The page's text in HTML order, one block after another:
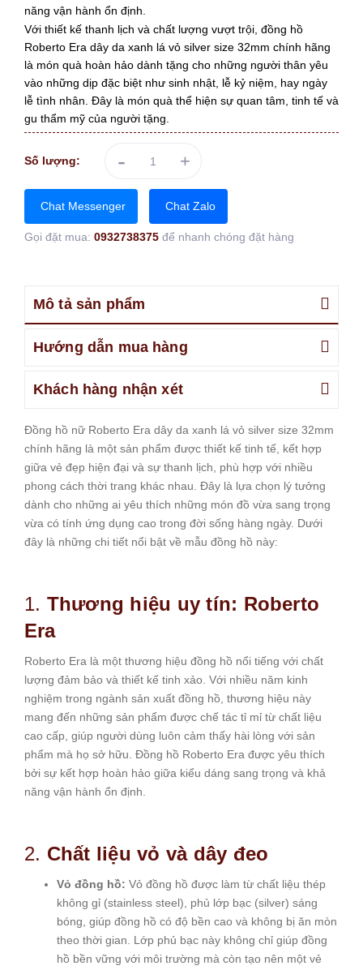
năng vận hành ổn định.
Với thiết kế thanh lịch và chất lượng vượt trội, đồng hồ
Roberto Era dây da xanh lá vỏ silver size 32mm chính hãng
là món quà hoàn hảo dành tặng cho những người thân yêu
vào những dịp đặc biệt như sinh nhật, lễ kỷ niệm, hay ngày
lễ tình nhân. Đây là món quà thể hiện sự quan tâm, tinh tế và
gu thẩm mỹ của người tặng.
Số lượng: - +
Chat Messenger Chat Zalo
Gọi đặt mua: 0932738375 để nhanh chóng đặt hàng
Mô tả sản phẩm
Hướng dẫn mua hàng
Khách hàng nhận xét
Đồng hồ nữ Roberto Era dây da xanh lá vỏ silver size 32mm
chính hãng là một sản phẩm được thiết kế tinh tế, kết hợp
giữa vẻ đẹp hiện đại và sự thanh lịch, phù hợp với nhiều
phong cách thời trang khác nhau. Đây là lựa chọn lý tưởng
dành cho những ai yêu thích những món đồ vừa sang trọng
vừa có tính ứng dụng cao trong đời sống hàng ngày. Dưới
đây là những chi tiết nổi bật về mẫu đồng hồ này:
1. Thương hiệu uy tín: Roberto
Era
Roberto Era là một thương hiệu đồng hồ nổi tiếng với chất
lượng đảm bảo và thiết kế tinh xảo. Với nhiều năm kinh
nghiệm trong ngành sản xuất đồng hồ, thương hiệu này
mang đến những sản phẩm được chế tác tỉ mỉ từ chất liệu
cao cấp, giúp người dùng luôn cảm thấy hài lòng với sản
phẩm mà họ sở hữu. Đồng hồ Roberto Era được yêu thích
bởi sự kết hợp hoàn hảo giữa kiểu dáng sang trọng và khả
năng vận hành ổn định.
2. Chất liệu vỏ và dây đeo
Vỏ đồng hồ: Vỏ đồng hồ được làm từ chất liệu thép
không gỉ (stainless steel), phủ lớp bạc (silver) sáng
bóng, giúp đồng hồ có độ bền cao và không bị ăn mòn
theo thời gian. Lớp phủ bạc này không chỉ giúp đồng
hồ bền vững với môi trường mà còn tạo nên một vẻ